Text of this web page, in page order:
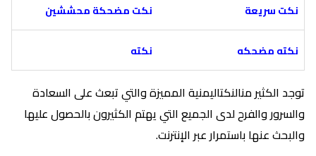
نكت سريعة نكت مضحكة محششين
نكته مضحكه نكته
توجد الكثير منالنكتاليمنية المميزة والتي تبعث على السعادة
والسرور والفرح لدى الجميع التي يهتم الكثيرون بالحصول عليها
والبحث عنها باستمرار عبر الإنترنت.